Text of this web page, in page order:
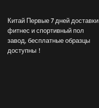
Китай Первые 7 дней доставки
фитнес и спортивный пол
завод, бесплатные образцы
доступны！